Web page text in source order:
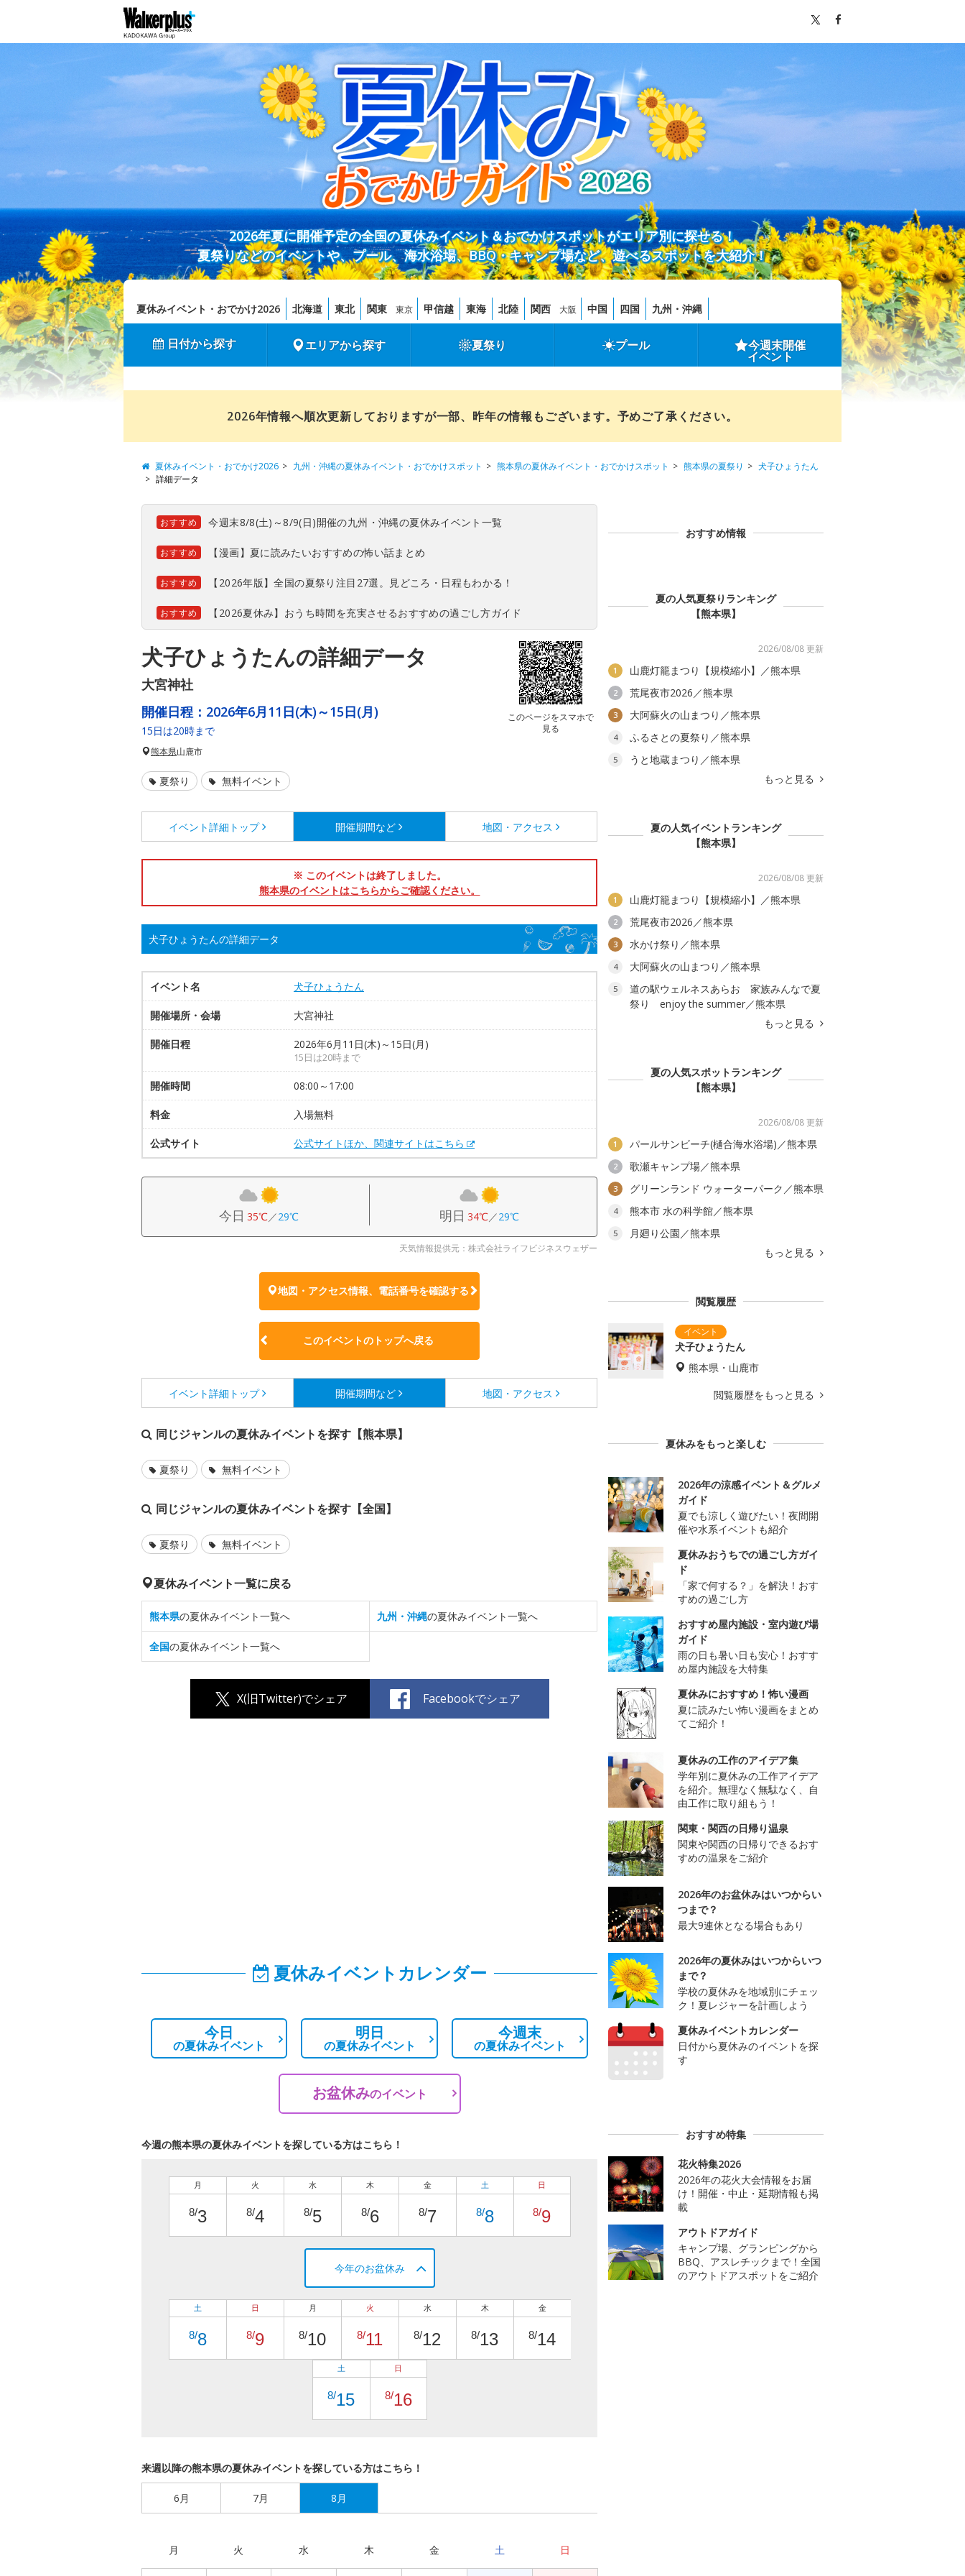
2026年夏に開催予定の全国の夏休みイベント＆おでかけスポットがエリア別に探せる！
夏祭りなどのイベントや、プール、海水浴場、BBQ・キャンプ場など、遊べるスポットを大紹介！
夏休みイベント・おでかけ2026 北海道 東北 関東 東京 甲信越 東海 北陸 関西 大阪 中国 四国 九州・沖縄
日付から探す エリアから探す 夏祭り プール 今週末開催
イベント
2026年情報へ順次更新しておりますが一部、昨年の情報もございます。予めご了承ください。
夏休みイベント・おでかけ2026 九州・沖縄の夏休みイベント・おでかけスポット 熊本県の夏休みイベント・おでかけスポット 熊本県の夏祭り
犬子ひょうたん
詳細データ
おすすめ 今週末8/8(土)～8/9(日)開催の九州・沖縄の夏休みイベント一覧
おすすめ 【漫画】夏に読みたいおすすめの怖い話まとめ
おすすめ 【2026年版】全国の夏祭り注目27選。見どころ・日程もわかる！
おすすめ 【2026夏休み】おうち時間を充実させるおすすめの過ごし方ガイド
犬子ひょうたんの詳細データ
大宮神社
このページをスマホで
見る
開催日程： 2026年6月11日(木)～15日(月)
15日は20時まで
熊本県山鹿市
夏祭り 無料イベント
イベント詳細 トップ 開催期間など 地図・アクセス
※ このイベントは終了しました。
熊本県のイベントはこちらからご確認ください。
犬子ひょうたんの詳細データ
イベント名 犬子ひょうたん
開催場所・会場 大宮神社
開催日程 2026年6月11日(木)～15日(月)
15日は20時まで
開催時間 08:00～17:00
料金 入場無料
公式サイト 公式サイトほか、関連サイトはこちら
今日 35℃／29℃ 明日 34℃／29℃
天気情報提供元：株式会社ライフビジネスウェザー
地図・アクセス情報、電話番号を確認する
このイベントのトップへ戻る
イベント詳細 トップ 開催期間など 地図・アクセス
同じジャンルの夏休みイベントを探す【熊本県】
夏祭り 無料イベント
同じジャンルの夏休みイベントを探す【全国】
夏祭り 無料イベント
夏休みイベント一覧に戻る
熊本県の夏休みイベント一覧へ 九州・沖縄の夏休みイベント一覧へ
全国の夏休みイベント一覧へ
X(旧Twitter)でシェア Facebookでシェア
夏休みイベントカレンダー
今日
の夏休みイベント
明日
の夏休みイベント
今週末
の夏休みイベント
お盆休みのイベント
今週の熊本県の夏休みイベントを探している方はこちら！
月
8/3
火
8/4
水
8/5
木
8/6
金
8/7
土
8/8
日
8/9
今年のお盆休み
土
8/8
日
8/9
月
8/10
火
8/11
水
8/12
木
8/13
金
8/14
土
8/15
日
8/16
来週以降の熊本県の夏休みイベントを探している方はこちら！
6月 7月 8月
月 火 水 木 金 土 日
おすすめ情報
夏の人気夏祭りランキング
【熊本県】
2026/08/08 更新
1 山鹿灯籠まつり【規模縮小】／熊本県
2 荒尾夜市2026／熊本県
3 大阿蘇火の山まつり／熊本県
4 ふるさとの夏祭り／熊本県
5
うと地蔵まつり／熊本県
もっと見る
夏の人気イベントランキング
【熊本県】
2026/08/08 更新
1 山鹿灯籠まつり【規模縮小】／熊本県
2 荒尾夜市2026／熊本県
3 水かけ祭り／熊本県
4 大阿蘇火の山まつり／熊本県
5
道の駅ウェルネスあらお 家族みんなで夏
祭り enjoy the summer／熊本県
もっと見る
夏の人気スポットランキング
【熊本県】
2026/08/08 更新
1 パールサンビーチ(樋合海水浴場)／熊本県
2 歌瀬キャンプ場／熊本県
3 グリーンランド ウォーターパーク／熊本県
4 熊本市 水の科学館／熊本県
5
月廻り公園／熊本県
もっと見る
閲覧履歴
犬子ひょうたん
熊本県・山鹿市
閲覧履歴をもっと見る
夏休みをもっと楽しむ
2026年の涼感イベント＆グルメ
ガイド
夏でも涼しく遊びたい！夜間開
催や水系イベントも紹介
夏休みおうちでの過ごし方ガイ
ド
「家で何する？」を解決！おす
すめの過ごし方
おすすめ屋内施設・室内遊び場
ガイド
雨の日も暑い日も安心！おすす
め屋内施設を大特集
夏休みにおすすめ！怖い漫画
夏に読みたい怖い漫画をまとめ
てご紹介！
夏休みの工作のアイデア集
学年別に夏休みの工作アイデア
を紹介。無理なく無駄なく、自
由工作に取り組もう！
関東・関西の日帰り温泉
関東や関西の日帰りできるおす
すめの温泉をご紹介
2026年のお盆休みはいつからい
つまで？
最大9連休となる場合もあり
2026年の夏休みはいつからいつ
まで？
学校の夏休みを地域別にチェッ
ク！夏レジャーを計画しよう
夏休みイベントカレンダー
日付から夏休みのイベントを探
す
おすすめ特集
花火特集2026
2026年の花火大会情報をお届
け！開催・中止・延期情報も掲
載
アウトドアガイド
キャンプ場、グランピングから
BBQ、アスレチックまで！全国
のアウトドアスポットをご紹介